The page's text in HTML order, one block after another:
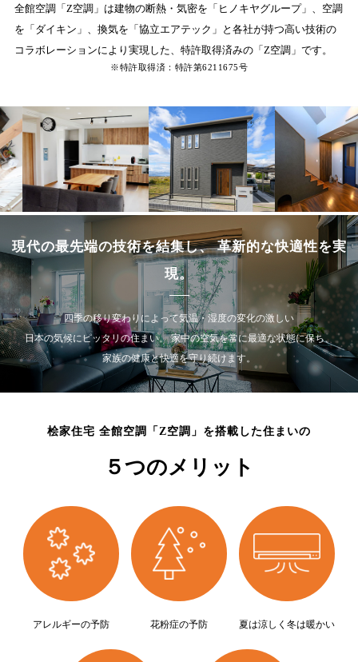
全館空調「Z空調」は建物の断熱・気密を「ヒノキヤグループ」、空調
を「ダイキン」、換気を「協立エアテック」と 各社が持つ高い技術の
コラボレーションにより実現した、特許取得済みの「Z空調」です。
※特許取得済：特許第6211675号
現代の最先端の技術を結集し、 革新的な快適性を実
現。
四季の移り変わりによって気温・湿度の変化の激しい
日本の気候にピッタリの住まい。 家中の空気を常に最適な状態に保ち、
家族の健康と快適を守り続けます。
桧家住宅 全館空調「Z空調」を搭載した住まいの
５つのメリット
アレルギーの予防 花粉症の予防 夏は涼しく冬は暖かい